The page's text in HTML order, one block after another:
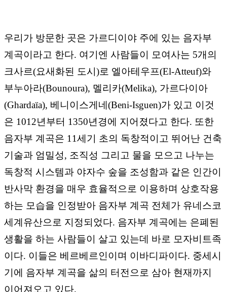
우리가 방문한 곳은 가르디이야 주에 있는 음자부
계곡이라고 한다. 여기엔 사람들이 모여사는 5개의
크사르(요새화된 도시)로 엘아테우프(El-Atteuf)와
부누아라(Bounoura), 멜리카(Melika), 가르다이아
(Ghardaïa), 베니이스게네(Beni-Isguen)가 있고 이것
은 1012년부터 1350년경에 지어졌다고 한다. 또한
음자부 계곡은 11세기 초의 독창적이고 뛰어난 건축
기술과 엄밀성, 조직성 그리고 물을 모으고 나누는
독창적 시스템과 야자수 숲을 조성함과 같은 인간이
반사막 환경을 매우 효율적으로 이용하며 상호작용
하는 모습을 인정받아 음자부 계곡 전체가 유네스코
세계유산으로 지정되었다. 음자부 계곡에는 은폐된
생활을 하는 사람들이 살고 있는데 바로 모자비트족
이다. 이들은 베르베르인이며 이바디파이다. 중세시
기에 음자부 계곡을 삶의 터전으로 삼아 현재까지
이어져오고 있다.